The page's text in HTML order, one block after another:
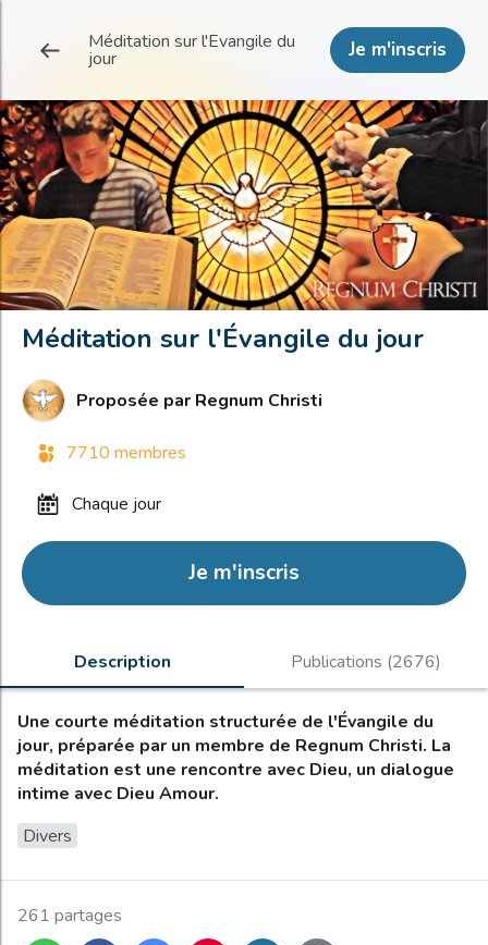
Méditation sur l'Évangile du
jour Je m'inscris
Méditation sur l'Évangile du jour
Proposée par Regnum Christi
7710 membres
chaque jour
Je m'inscris
Description Publications (2676)
Une courte méditation structurée de l'Évangile du
jour, préparée par un membre de Regnum Christi. La
méditation est une rencontre avec Dieu, un dialogue
intime avec Dieu Amour.
Divers
261 partages